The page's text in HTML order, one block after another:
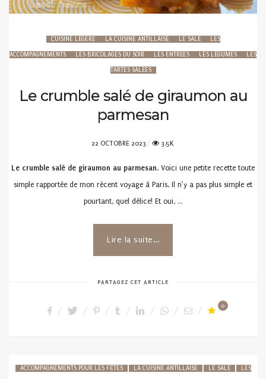
CUISINE LÉGÈRE LA CUISINE ANTILLAISE LE SALÉ LES
ACCOMPAGNEMENTS LES BRICOLAGES DU SOIR LES ENTRÉES LES LÉGUMES LES
TARTES SALÉES
Le crumble salé de giraumon au
parmesan
POSTED
22 OCTOBRE 2023 3.5K
Le crumble salé de giraumon au parmesan. Voici une petite recette toute
simple rapportée de mon récent voyage à Paris. Il n’y a pas plus simple et
pourtant, quel délice! Et oui, …
Lire la suite...
PARTAGEZ CET ARTICLE
0
ACCOMPAGNEMENTS POUR LES FÊTES LA CUISINE ANTILLAISE LE SALÉ LES